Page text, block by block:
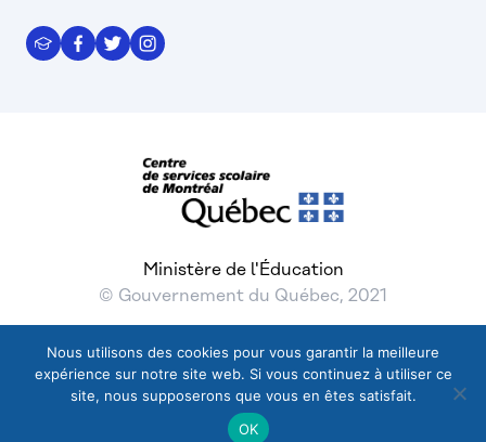
Ministère de l'Éducation
© Gouvernement du Québec, 2021
© 2026 Gouvernement du Québec, Tous droits réservés
FAQ – Questions réponses
Nous utilisons des cookies pour vous garantir la meilleure
expérience sur notre site web. Si vous continuez à utiliser ce
site, nous supposerons que vous en êtes satisfait.
OK